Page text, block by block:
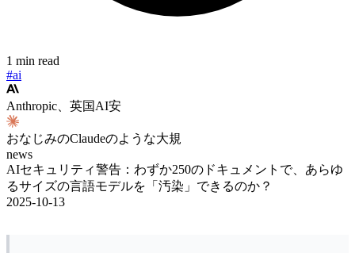
1 min read
#ai
Anthropic、英国AI安
おなじみのClaudeのような大規
news
AIセキュリティ警告：わずか250のドキュメントで、あらゆ
るサイズの言語モデルを「汚染」できるのか？
2025-10-13